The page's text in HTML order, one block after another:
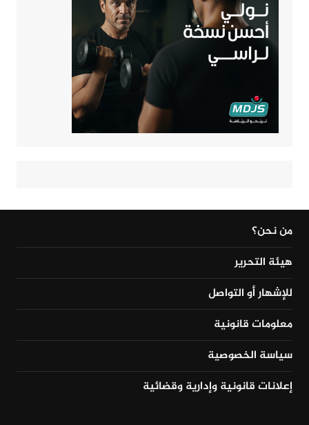
من نحن؟
هيئة التحرير
للإشهار أو التواصل
معلومات قانونية
سياسة الخصوصية
إعلانات قانونية وإدارية وقضائية